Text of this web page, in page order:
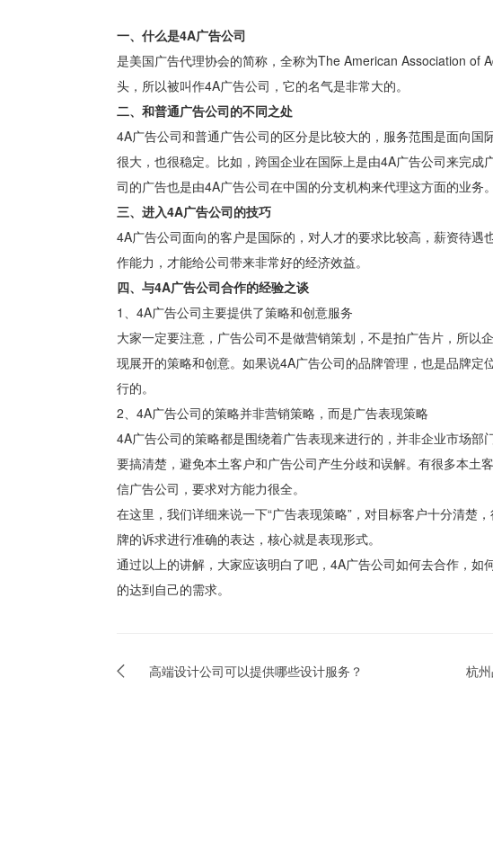
一、什么是4A广告公司
是美国广告代理协会的简称，全称为The American Association of
头，所以被叫作4A广告公司，它的名气是非常大的。
二、和普通广告公司的不同之处
4A广告公司和普通广告公司的区分是比较大的，服务范围是面向
很大，也很稳定。比如，跨国企业在国际上是由4A广告公司来完
司的广告也是由4A广告公司在中国的分支机构来代理这方面的业务。
三、进入4A广告公司的技巧
4A广告公司面向的客户是国际的，对人才的要求比较高，薪资待遇
作能力，才能给公司带来非常好的经济效益。
四、与4A广告公司合作的经验之谈
1、4A广告公司主要提供了策略和创意服务
大家一定要注意，广告公司不是做营销策划，不是拍广告片，所以
现展开的策略和创意。如果说4A广告公司的品牌管理，也是品牌
行的。
2、4A广告公司的策略并非营销策略，而是广告表现策略
4A广告公司的策略都是围绕着广告表现来进行的，并非企业市场部
要搞清楚，避免本土客户和广告公司产生分歧和误解。有很多本土
信广告公司，要求对方能力很全。
在这里，我们详细来说一下“广告表现策略”，对目标客户十分清楚
牌的诉求进行准确的表达，核心就是表现形式。
通过以上的讲解，大家应该明白了吧，4A广告公司如何去合作，如
的达到自己的需求。
高端设计公司可以提供哪些设计服务？ 杭